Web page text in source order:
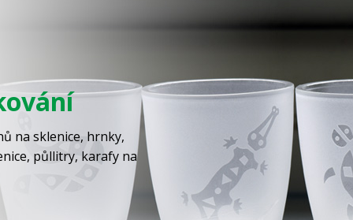
na sklenice, hrnky,
půllitry, karafy na